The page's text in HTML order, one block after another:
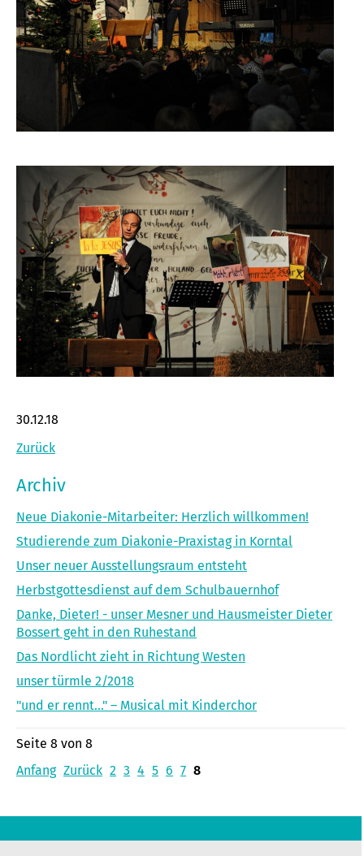
30.12.18
Zurück
Archiv
Neue Diakonie-Mitarbeiter: Herzlich willkommen!
Studierende zum Diakonie-Praxistag in Korntal
Unser neuer Ausstellungsraum entsteht
Herbstgottesdienst auf dem Schulbauernhof
Danke, Dieter! - unser Mesner und Hausmeister Dieter
Bossert geht in den Ruhestand
Das Nordlicht zieht in Richtung Westen
unser türmle 2/2018
"und er rennt..." – Musical mit Kinderchor
Seite 8 von 8
Anfang Zurück 2 3 4 5 6 7 8